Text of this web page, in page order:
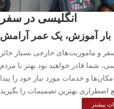
انگلیسی در سفر
بار آموزش، یک عمر آرامش
و ماموریت‌های خارجی بسیار حائز
شما قادر خواهید بود بهتر با مردم
و خدمات مورد نیاز خود را پیدا
بیشتر